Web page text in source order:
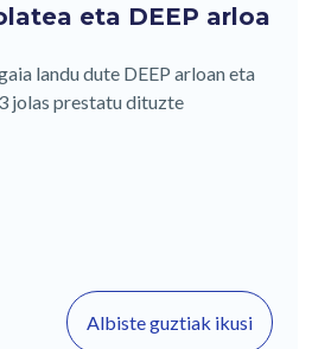
eta DEEP arloa
landu dute DEEP arloan eta
jolas prestatu dituzte
Albiste guztiak ikusi